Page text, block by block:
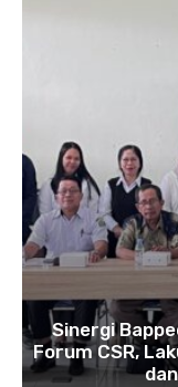
Sinergi
Forum CSR,